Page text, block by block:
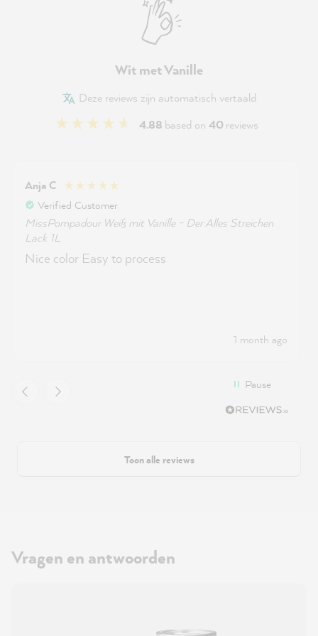
Wit met Vanille
Deze reviews zijn automatisch vertaald
4.88 based on 40 reviews
Anja C
Verified Customer
MissPompadour Weiß mit Vanille - Der Alles Streichen
Lack 1L
Nice color Easy to process
1 month ago
Pause
Toon alle reviews
Vragen en antwoorden